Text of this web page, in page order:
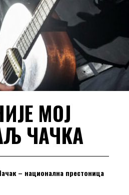
МОЈ
ЧАЧКА
– национална престоница